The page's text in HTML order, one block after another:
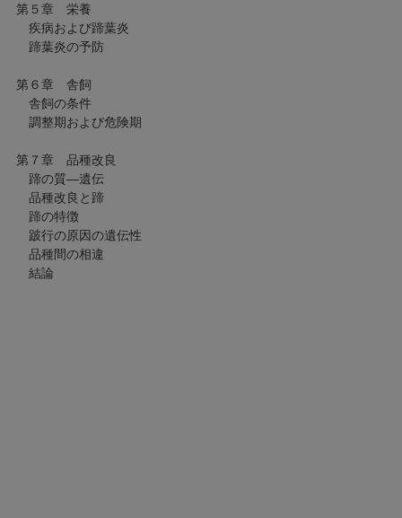
第５章 栄養
疾病および蹄葉炎
蹄葉炎の予防
第６章 舎飼
舎飼の条件
調整期および危険期
第７章 品種改良
蹄の質―遺伝
品種改良と蹄
蹄の特徴
跛行の原因の遺伝性
品種間の相違
結論